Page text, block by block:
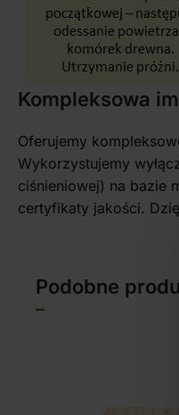
Kompleksowa
Oferujemy
Wykorzystujemy
ciśnieniowej) na bazie
certyfikaty jakości.
Podobne